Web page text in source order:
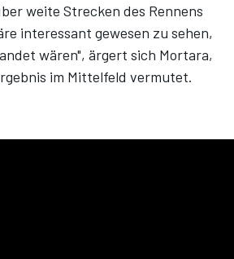
weite Strecken des Rennens
interessant gewesen zu sehen,
wären", ärgert sich Mortara,
im Mittelfeld vermutet.